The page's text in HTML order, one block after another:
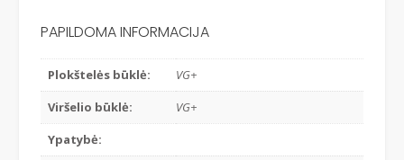
PAPILDOMA INFORMACIJA
Plokštelės būklė:
VG+
Viršelio būklė:
VG+
Ypatybė: